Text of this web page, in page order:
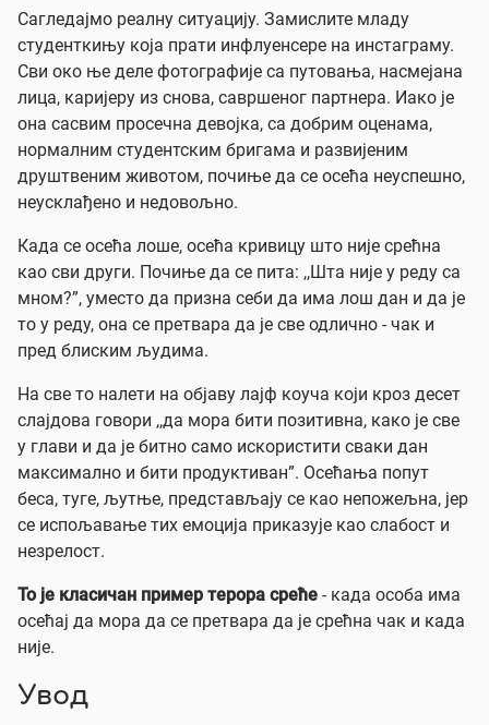
Сагледајмо реалну ситуацију. Замислите младу
студенткињу која прати инфлуенсере на инстаграму.
Сви око ње деле фотографије са путовања, насмејана
лица, каријеру из снова, савршеног партнера. Иако је
она сасвим просечна девојка, са добрим оценама,
нормалним студентским бригама и развијеним
друштвеним животом, почиње да се осећа неуспешно,
неусклађено и недовољно.
Када се осећа лоше, осећа кривицу што није срећна
као сви други. Почиње да се пита: ,,Шта није у реду са
мном?”, уместо да призна себи да има лош дан и да је
то у реду, она се претвара да је све одлично - чак и
пред блиским људима.
На све то налети на објаву лајф коуча који кроз десет
слајдова говори ,,да мора бити позитивна, како је све
у глави и да је битно само искористити сваки дан
максимално и бити продуктиван”. Осећања попут
беса, туге, љутње, представљају се као непожељна, јер
се испољавање тих емоција приказује као слабост и
незрелост.
То је класичан пример терора среће - када особа има
осећај да мора да се претвара да је срећна чак и када
није.
Увод